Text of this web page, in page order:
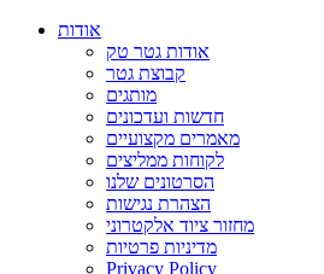
אודות
אודות גטר טק
קבוצת גטר
מותגים
חדשות ועדכונים
מאמרים מקצועיים
לקוחות ממליצים
הסרטונים שלנו
הצהרת נגישות
מחזור ציוד אלקטרוני
מדיניות פרטיות
Privacy Policy